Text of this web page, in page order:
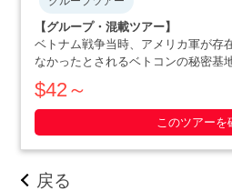
【グループ・混載ツアー】
ベトナム戦争当時、アメリカ軍が存
なかったとされるベトコンの秘密基
す。小柄な体格を活かした戦略で、
いやったベトナム人の作戦の数々や
できます。ホーチミン滞在最終日や
$42～
このツアーを
戻る